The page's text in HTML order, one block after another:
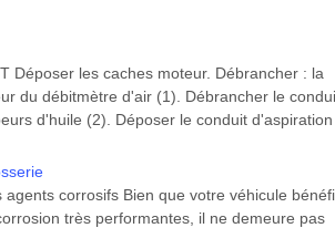
Déposer les caches moteur. Débrancher : la
du débitmètre d'air (1). Débrancher le
d'huile (2). Déposer le conduit
agents corrosifs Bien que votre véhicule
très performantes, il ne demeure pas